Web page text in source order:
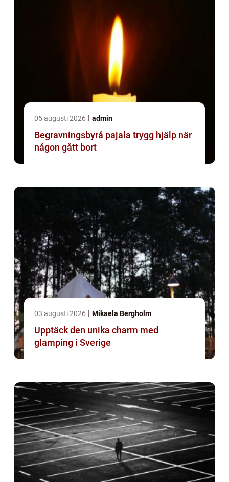
05 augusti 2026 admin
Begravningsbyrå pajala trygg hjälp när
någon gått bort
03 augusti 2026 Mikaela Bergholm
Upptäck den unika charm med
glamping i Sverige